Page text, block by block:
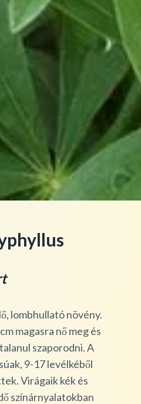
lombhullató növény.
magasra nő meg és
szaporodni. A
9-17 levélkéből
Virágaik kék és
színárnyalatokban